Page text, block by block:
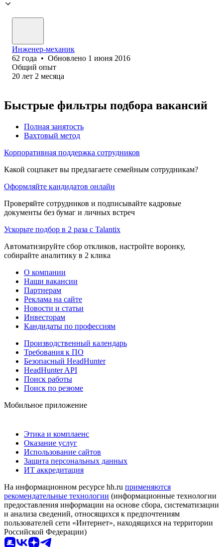
Инженер-механик
62 года • Обновлено 1 июня 2016
Общий опыт
20 лет 2 месяца
Быстрые фильтры подбора вакансий
Полная занятость
Вахтовый метод
Корпоративная поддержка сотрудников
Какой соцпакет вы предлагаете семейным сотрудникам?
Оформляйте кандидатов онлайн
Проверяйте сотрудников и подписывайте кадровые
документы без бумаг и личных встреч
Ускорьте подбор в 2 раза с Talantix
Автоматизируйте сбор откликов, настройте воронку,
собирайте аналитику в 2 клика
О компании
Наши вакансии
Партнерам
Реклама на сайте
Новости и статьи
Инвесторам
Кандидаты по профессиям
Производственный календарь
Требования к ПО
Безопасный HeadHunter
HeadHunter API
Поиск работы
Поиск по резюме
Мобильное приложение
Этика и комплаенс
Оказание услуг
Использование сайтов
Защита персональных данных
ИТ аккредитация
На информационном ресурсе hh.ru применяются
рекомендательные технологии (информационные технологии
предоставления информации на основе сбора, систематизации
и анализа сведений, относящихся к предпочтениям
пользователей сети «Интернет», находящихся на территории
Российской Федерации)